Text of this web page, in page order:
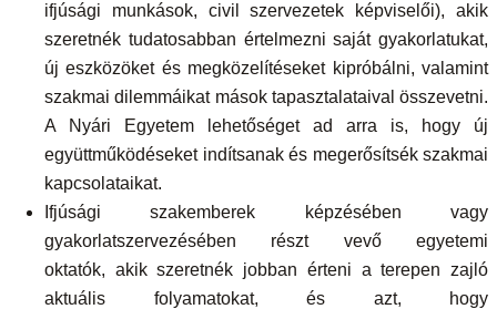
ifjúsági munkások, civil szervezetek képviselői), akik
szeretnék tudatosabban értelmezni saját gyakorlatukat,
új eszközöket és megközelítéseket kipróbálni, valamint
szakmai dilemmáikat mások tapasztalataival összevetni.
A Nyári Egyetem lehetőséget ad arra is, hogy új
együttműködéseket indítsanak és megerősítsék szakmai
kapcsolataikat.
Ifjúsági szakemberek képzésében vagy
gyakorlatszervezésében részt vevő egyetemi
oktatók, akik szeretnék jobban érteni a terepen zajló
aktuális folyamatokat, és azt, hogy